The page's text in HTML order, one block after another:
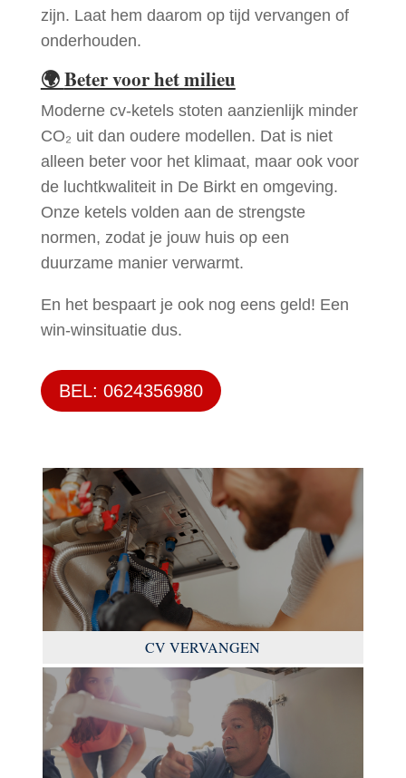
zijn. Laat hem daarom op tijd vervangen of
onderhouden.
🌍Beter voor het milieu
Moderne cv-ketels stoten aanzienlijk minder
CO₂ uit dan oudere modellen. Dat is niet
alleen beter voor het klimaat, maar ook voor
de luchtkwaliteit in De Birkt en omgeving.
Onze ketels volden aan de strengste
normen, zodat je jouw huis op een
duurzame manier verwarmt.
En het bespaart je ook nog eens geld! Een
win-winsituatie dus.
BEL: 0624356980
CV VERVANGEN